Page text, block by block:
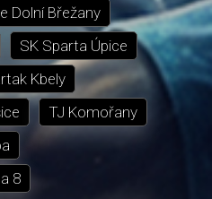
Dolní Břežany
SK Sparta Úpice
Kbely
TJ Komořany
8